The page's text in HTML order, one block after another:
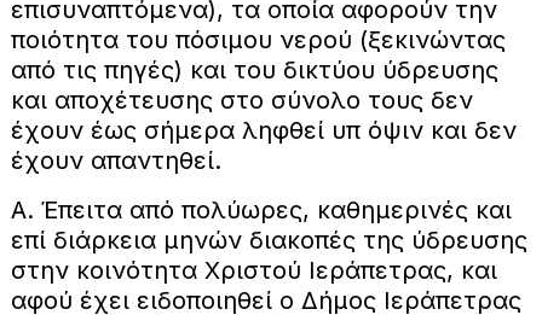
επισυναπτόμενα), τα οποία αφορούν την
ποιότητα του πόσιμου νερού (ξεκινώντας
από τις πηγές) και του δικτύου ύδρευσης
και αποχέτευσης στο σύνολο τους δεν
έχουν έως σήμερα ληφθεί υπ όψιν και δεν
έχουν απαντηθεί.
Α. Έπειτα από πολύωρες, καθημερινές και
επί διάρκεια μηνών διακοπές της ύδρευσης
στην κοινότητα Χριστού Ιεράπετρας, και
αφού έχει ειδοποιηθεί ο Δήμος Ιεράπετρας